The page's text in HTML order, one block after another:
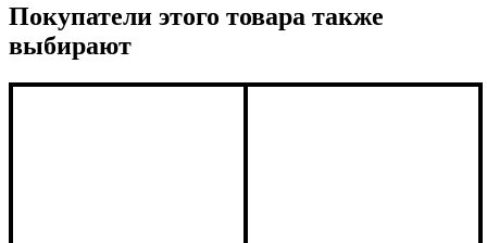
Покупатели этого товара также
выбирают